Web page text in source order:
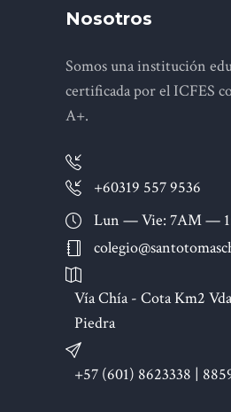
Nosotros
Somos una institución
certificada por el ICFES
A+.
+60319 557 9536
Lun — Vie: 7AM —
Vía Chía - Cota Km2
Piedra
+57 (601) 8623338 |